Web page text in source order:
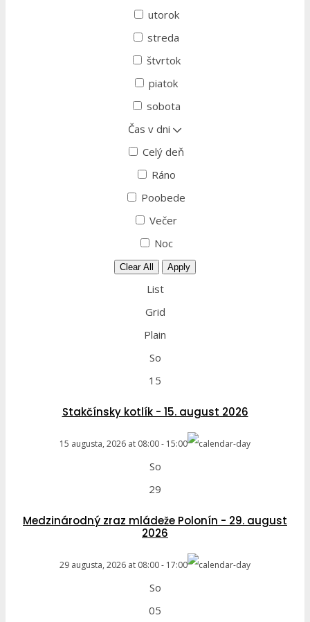
utorok
streda
štvrtok
piatok
sobota
Čas v dni
Celý deň
Ráno
Poobede
Večer
Noc
Clear All Apply
List
Grid
Plain
So
15
Stakčínsky kotlík - 15. august 2026
15 augusta, 2026 at 08:00- 15:00
So
29
Medzinárodný zraz mládeže Polonín - 29. august
2026
29 augusta, 2026 at 08:00- 17:00
So
05